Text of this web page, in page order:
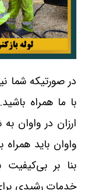
در صورتیکه شما
با ما همراه
ارزان در واوان
واوان باید
بنا بر
خدمات رشیدی